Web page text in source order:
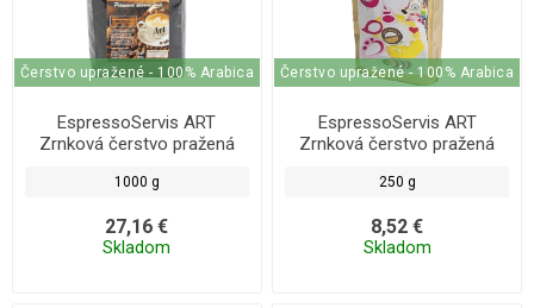
Čerstvo upražené - 100% Arabica
EspressoServis ART
Zrnková čerstvo pražená
1000 g
27,16 €
Skladom
Čerstvo upražené - 100% Arabica
EspressoServis ART
Zrnková čerstvo pražená
250 g
8,52 €
Skladom